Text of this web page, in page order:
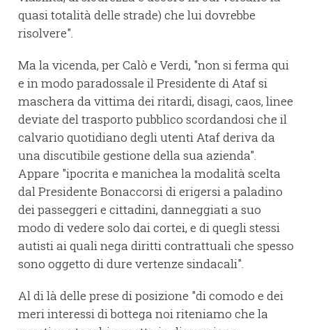
quasi totalità delle strade) che lui dovrebbe
risolvere".
Ma la vicenda, per Calò e Verdi, "non si ferma qui
e in modo paradossale il Presidente di Ataf si
maschera da vittima dei ritardi, disagi, caos, linee
deviate del trasporto pubblico scordandosi che il
calvario quotidiano degli utenti Ataf deriva da
una discutibile gestione della sua azienda".
Appare "ipocrita e manichea la modalità scelta
dal Presidente Bonaccorsi di erigersi a paladino
dei passeggeri e cittadini, danneggiati a suo
modo di vedere solo dai cortei, e di quegli stessi
autisti ai quali nega diritti contrattuali che spesso
sono oggetto di dure vertenze sindacali".
Al di là delle prese di posizione "di comodo e dei
meri interessi di bottega noi riteniamo che la